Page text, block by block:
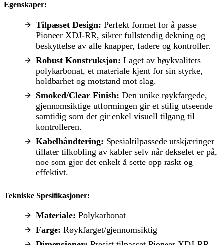
Egenskaper:
Tilpasset Design: Perfekt formet for å passe
Pioneer XDJ-RR, sikrer fullstendig dekning og
beskyttelse av alle knapper, fadere og kontroller.
Robust Konstruksjon: Laget av høykvalitets
polykarbonat, et materiale kjent for sin styrke,
holdbarhet og motstand mot slag.
Smoked/Clear Finish: Den unike røykfargede,
gjennomsiktige utformingen gir et stilig utseende
samtidig som det gir enkel visuell tilgang til
kontrolleren.
Kabelhåndtering: Spesialtilpassede utskjæringer
tillater tilkobling av kabler selv når dekselet er på,
noe som gjør det enkelt å sette opp raskt og
effektivt.
Tekniske Spesifikasjoner:
Materiale: Polykarbonat
Farge: Røykfarget/gjennomsiktig